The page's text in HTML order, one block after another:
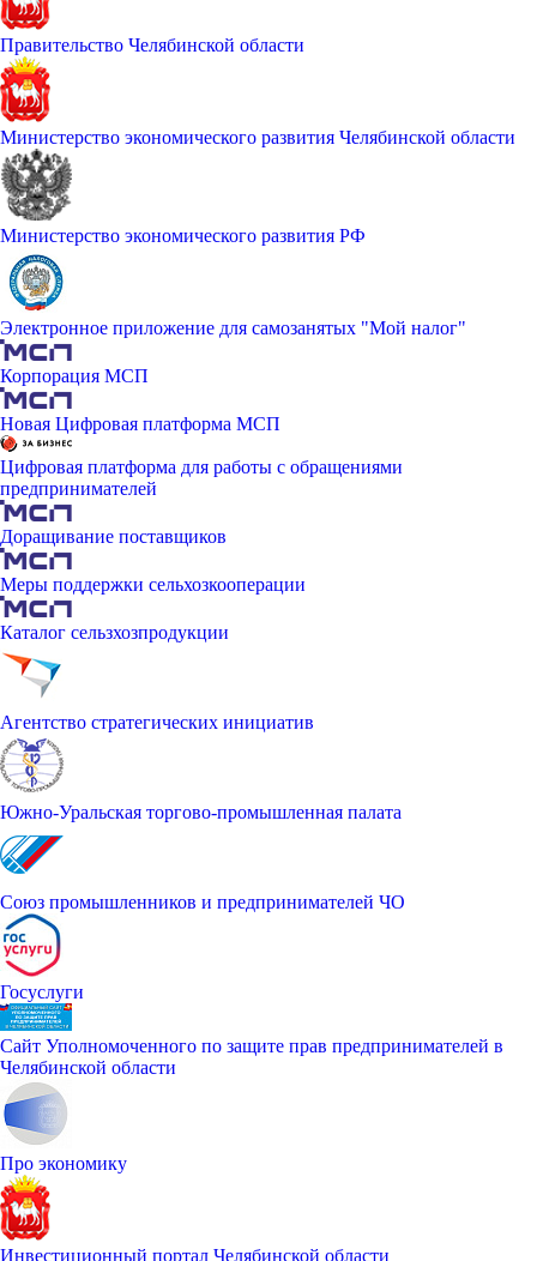
Правительство Челябинской области
Министерство экономического развития Челябинской области
Министерство экономического развития РФ
Электронное приложение для самозанятых "Мой налог"
Корпорация МСП
Новая Цифровая платформа МСП
Цифровая платформа для работы с обращениями
предпринимателей
Доращивание поставщиков
Меры поддержки сельхозкооперации
Каталог сельзхозпродукции
Агентство стратегических инициатив
Южно-Уральская торгово-промышленная палата
Союз промышленников и предпринимателей ЧО
Госуслуги
Сайт Уполномоченного по защите прав предпринимателей в
Челябинской области
Про экономику
Инвестиционный портал Челябинской области